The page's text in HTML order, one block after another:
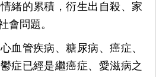
緒的累積，衍生出自殺、家
會問題。
血管疾病、糖尿病、癌症、
症已經是繼癌症、愛滋病之